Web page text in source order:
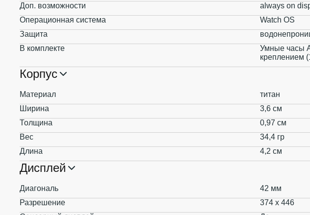
Доп. возможности
always on
Операционная система
Watch OS
Защита
В комплекте
Умные часы
креплением
Корпус
Материал
титан
Ширина
3,6 см
Толщина
0,97 см
Вес
34,4 гр
Длина
4,2 см
Дисплей
Диагональ
42 мм
Разрешение
374 x 446